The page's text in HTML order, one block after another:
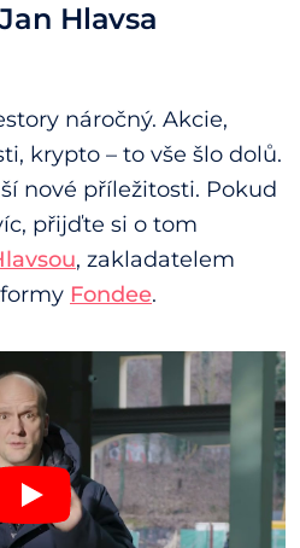
Hlavsa
náročný. Akcie,
krypto – to vše šlo dolů.
nové příležitosti. Pokud
přijďte si o tom
, zakladatelem
Fondee.